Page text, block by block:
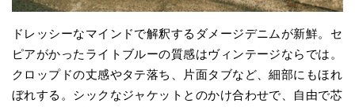
ドレッシーなマインドで解釈するダメージデニムが新鮮。セ
ピアがかったライトブルーの質感はヴィンテージならでは。
クロップドの丈感やタテ落ち、片面タブなど、細部にもほれ
ぼれする。シックなジャケットとのかけ合わせで、自由で芯